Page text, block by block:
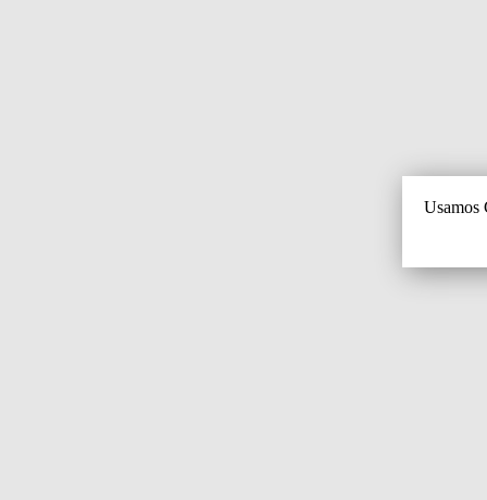
Usamos